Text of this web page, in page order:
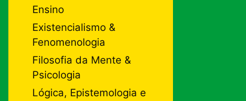
Ensino
Existencialismo &
Fenomenologia
Filosofia da Mente &
Psicologia
Lógica, Epistemologia e